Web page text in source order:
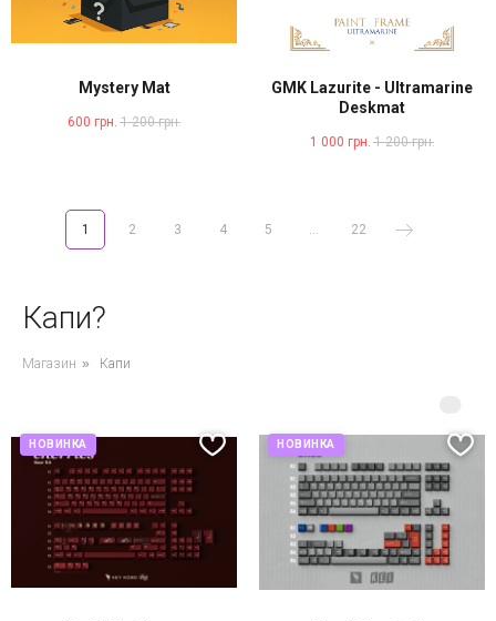
Mystery Mat
600 грн. 1 200 грн.
GMK Lazurite - Ultramarine
Deskmat
1 000 грн. 1 200 грн.
1 2 3 4 5 ... 22
Капи?
Магазин » Капи
НОВИНКА НОВИНКА